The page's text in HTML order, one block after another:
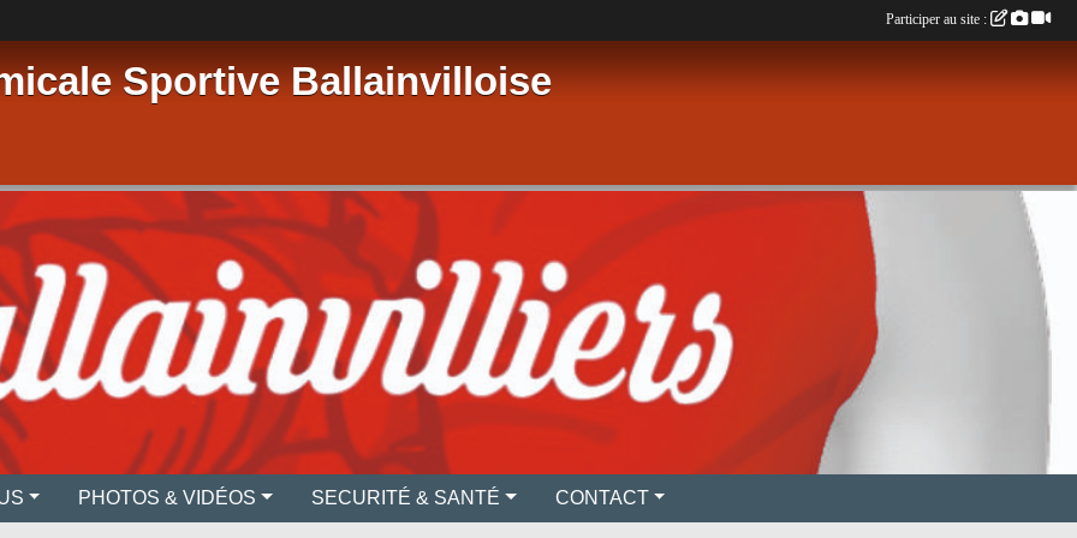
Sportive Ballainvilloise
PHOTOS & VIDÉOS SECURITÉ & SANTÉ CONTACT
Participer au site :